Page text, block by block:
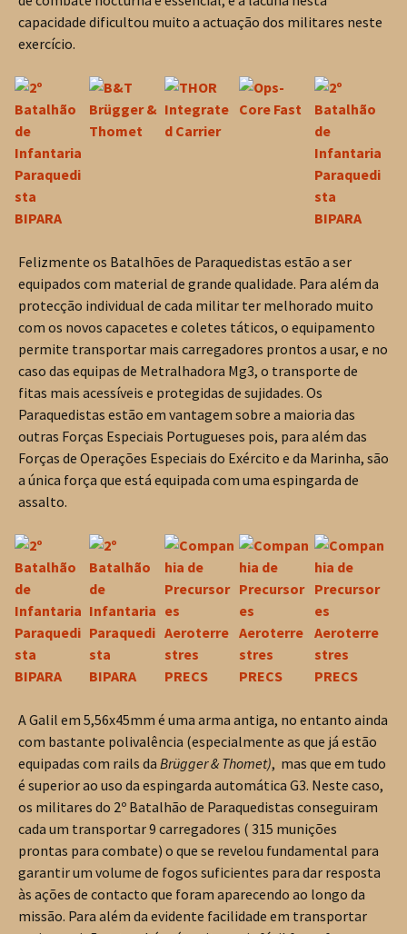
capacidade dificultou muito a actuação dos militares neste
exercício.
Felizmente os Batalhões de Paraquedistas estão a ser
equipados com material de grande qualidade. Para além da
protecção individual de cada militar ter melhorado muito
com os novos capacetes e coletes táticos, o equipamento
permite transportar mais carregadores prontos a usar, e no
caso das equipas de Metralhadora Mg3, o transporte de
fitas mais acessíveis e protegidas de sujidades. Os
Paraquedistas estão em vantagem sobre a maioria das
outras Forças Especiais Portugueses pois, para além das
Forças de Operações Especiais do Exército e da Marinha, são
a única força que está equipada com uma espingarda de
assalto.
A Galil em 5,56x45mm é uma arma antiga, no entanto ainda
com bastante polivalência (especialmente as que já estão
equipadas com rails da Brügger & Thomet), mas que em tudo
é superior ao uso da espingarda automática G3. Neste caso,
os militares do 2º Batalhão de Paraquedistas conseguiram
cada um transportar 9 carregadores ( 315 munições
prontas para combate) o que se revelou fundamental para
garantir um volume de fogos suficientes para dar resposta
às ações de contacto que foram aparecendo ao longo da
missão. Para além da evidente facilidade em transportar